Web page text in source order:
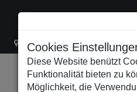
Cookies
Diese Website benützt
Funktionalität bieten zu
Möglichkeit, die
Lacknergasse 78 +43/1/